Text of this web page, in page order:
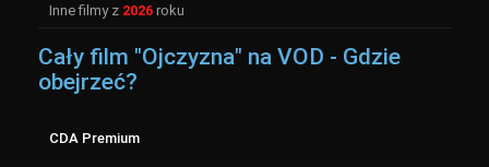
Inne filmy z 2026 roku
Cały film "Ojczyzna" na VOD - Gdzie
obejrzeć?
CDA Premium